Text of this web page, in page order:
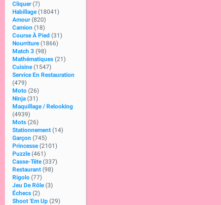
Cliquer (7)
Habillage (18041)
Amour (820)
Camion (18)
Course À Pied (31)
Nourriture (1866)
Match 3 (98)
Mathématiques (21)
Cuisine (1547)
Service En Restauration
(479)
Moto (26)
Ninja (31)
Maquillage / Relooking
(4939)
Mots (26)
Stationnement (14)
Garçon (745)
Princesse (2101)
Puzzle (461)
Casse-Tête (337)
Restaurant (98)
Rigolo (77)
Jeu De Rôle (3)
Échecs (2)
Shoot 'Em Up (29)